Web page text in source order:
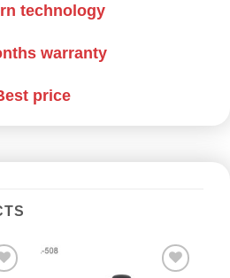
technology
warranty
price